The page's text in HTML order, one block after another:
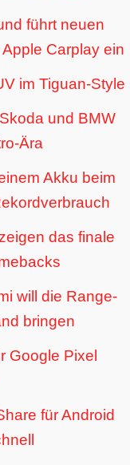
führt neuen
Carplay ein
im Tiguan-Style
und BMW
Ära
Akku beim
das finale
will die Range-
bringen
Google Pixel
für Android